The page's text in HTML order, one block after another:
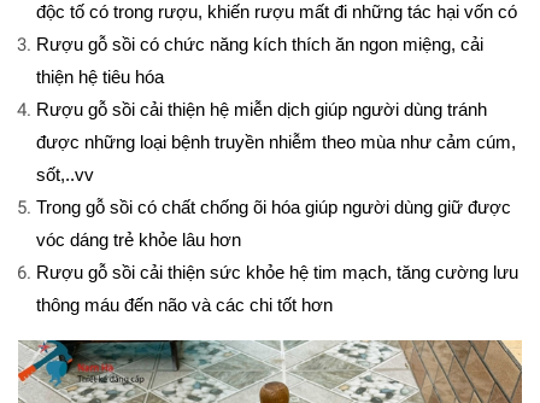
độc tố có trong rượu, khiến rượu mất đi những tác hại vốn có
Rượu gỗ sồi có chức năng kích thích ăn ngon miệng, cải
thiện hệ tiêu hóa
Rượu gỗ sồi cải thiện hệ miễn dịch giúp người dùng tránh
được những loại bệnh truyền nhiễm theo mùa như cảm cúm,
sốt,..vv
Trong gỗ sồi có chất chống õi hóa giúp người dùng giữ được
vóc dáng trẻ khỏe lâu hơn
Rượu gỗ sồi cải thiện sức khỏe hệ tim mạch, tăng cường lưu
thông máu đến não và các chi tốt hơn